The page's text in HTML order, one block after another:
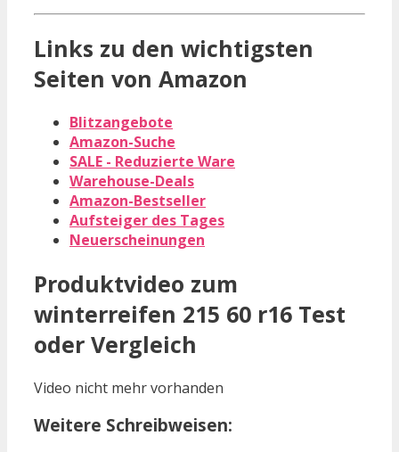
Links zu den wichtigsten
Seiten von Amazon
Blitzangebote
Amazon-Suche
SALE - Reduzierte Ware
Warehouse-Deals
Amazon-Bestseller
Aufsteiger des Tages
Neuerscheinungen
Produktvideo zum
winterreifen 215 60 r16 Test
oder Vergleich
Video nicht mehr vorhanden
Weitere Schreibweisen: